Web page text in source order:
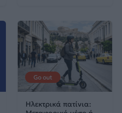
Go out
Ηλεκτρικά πατίνια: